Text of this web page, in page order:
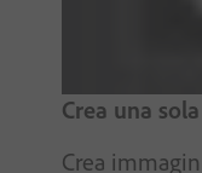
Crea una
Crea